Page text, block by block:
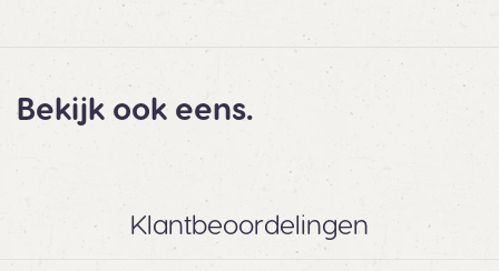
Bekijk ook eens.
Klantbeoordelingen